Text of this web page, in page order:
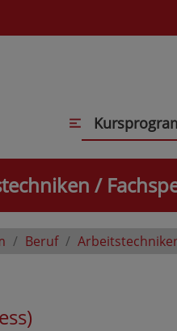
/
Beruf